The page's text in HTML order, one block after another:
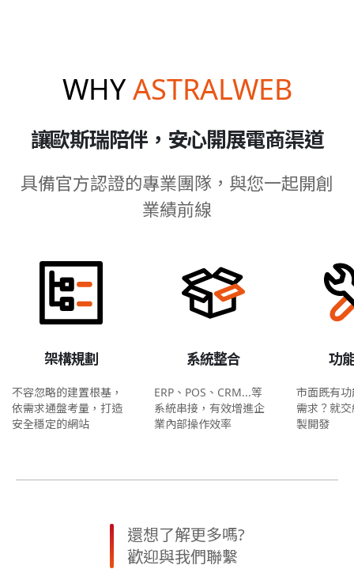
WHYASTRALWEB
讓歐斯瑞陪伴，安心開展電商渠道
具備官方認證的專業團隊，與您一起開創
業績前線
架構規劃
不容忽略的建置根基，
依需求通盤考量，打造
安全穩定的網站
系統整合
ERP、POS、CRM...等
系統串接，有效增進企
業內部操作效率
功
市面既有
需求？就
製開發
還想了解更多嗎?
歡迎與我們聯繫